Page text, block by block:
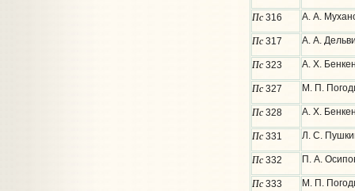
Пс316 А. А.
Пс317 А. А.
Пс323 А. Х.
Пс327 М. П.
Пс328 А. Х.
Пс331 Л. С.
Пс332 П. А.
Пс333 М. П.